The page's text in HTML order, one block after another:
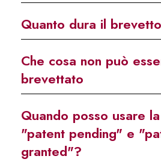
Quanto dura il brevetto
Che cosa non può
brevettato
Quando posso usare
"patent pending" e
granted"?